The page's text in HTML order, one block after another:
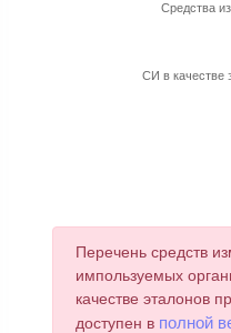
Cредства
СИ в качестве
Перечень средств
импользуемых
качестве эталонов
доступен в полной